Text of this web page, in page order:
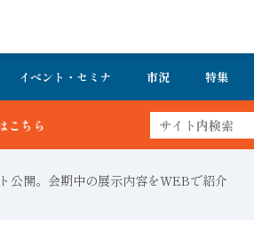
イベント・セミナ 市況 特集
公開。会期中の展示内容をWEBで紹介